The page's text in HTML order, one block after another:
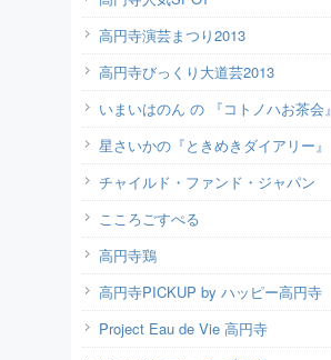
高円寺演芸まつり2013
高円寺びっくり大道芸2013
いまいはのん の 『コトノハお茶会』
星さいかの『ときめきダイアリー』
チャイルド・ファンド・ジャパン
こころごすぺる
高円寺鶏
高円寺PICKUP by ハッピー高円寺
Project Eau de Vie 高円寺